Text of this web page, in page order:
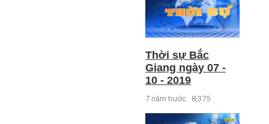
Thời sự Bắc
Giang ngày 07 -
10 - 2019
7 năm trước 8,375